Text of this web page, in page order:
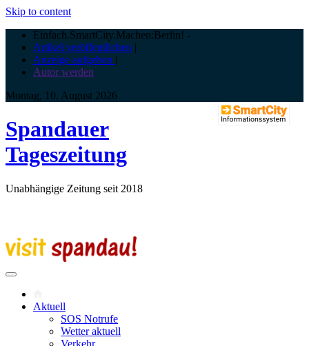
Skip to content
Einfach.SmartCity.Machen:Berlin! -
Artikel veröffentlichen |
Anzeige aufgeben |
Autor werden
Montag, 10. August 2026
Spandauer
Tageszeitung
Unabhängige Zeitung seit 2018
Aktuell
SOS Notrufe
Wetter aktuell